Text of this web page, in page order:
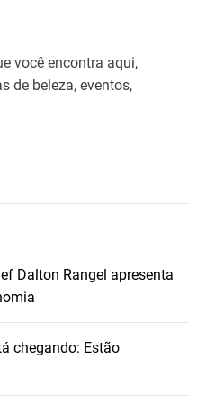
você encontra aqui,
de beleza, eventos,
Dalton Rangel apresenta
chegando: Estão